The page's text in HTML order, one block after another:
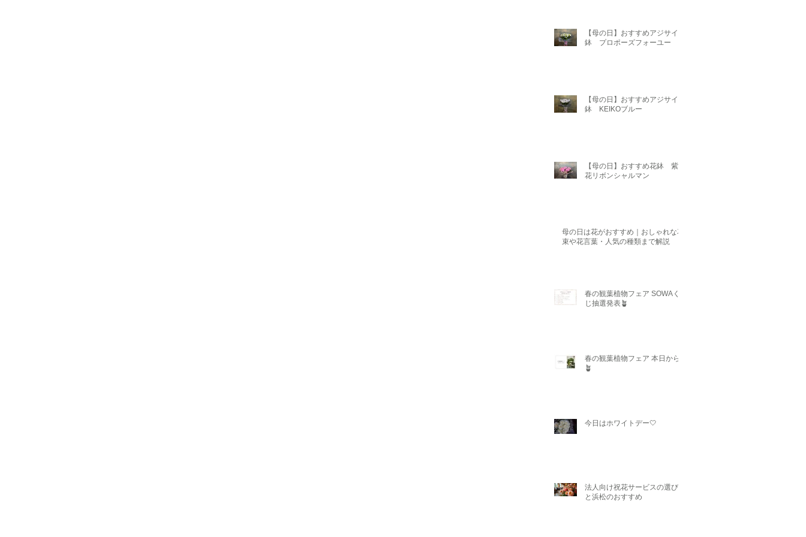
【母の日】おすすめアジサイ
鉢 プロポーズフォーユー
【母の日】おすすめアジサイ
鉢 KEIKOブルー
【母の日】おすすめ花鉢 紫陽
花リボンシャルマン
母の日は花がおすすめ｜おしゃれな花
束や花言葉・人気の種類まで解説
春の観葉植物フェア SOWAく
じ抽選発表🪴
春の観葉植物フェア 本日から
🪴
今日はホワイトデー🤍
法人向け祝花サービスの選び方
と浜松のおすすめ